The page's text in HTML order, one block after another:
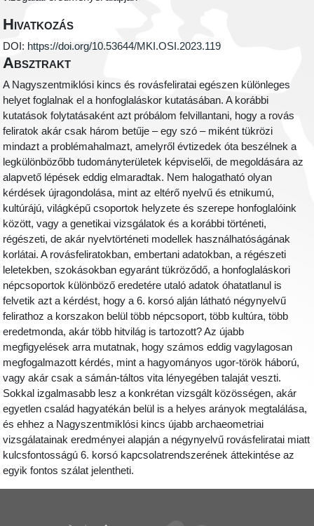
Hivatkozás
DOI: https://doi.org/10.53644/MKI.OSI.2023.119
Absztrakt
A Nagyszentmiklósi kincs és rovásfeliratai egészen különleges
helyet foglalnak el a honfoglaláskor kutatásában. A korábbi
kutatások folytatásaként azt próbálom felvillantani, hogy a rovás
feliratok akár csak három betűje – egy szó – miként tükrözi
mindazt a problémahalmazt, amelyről évtizedek óta beszélnek a
legkülönbözőbb tudományterületek képviselői, de megoldására az
alapvető lépések eddig elmaradtak. Nem halogatható olyan
kérdések újragondolása, mint az eltérő nyelvű és etnikumú,
kultúrájú, világképű csoportok helyzete és szerepe honfoglalóink
között, vagy a genetikai vizsgálatok és a korábbi történeti,
régészeti, de akár nyelvtörténeti modellek használhatóságának
korlátai. A rovásfeliratokban, embertani adatokban, a régészeti
leletekben, szokásokban egyaránt tükröződő, a honfoglaláskori
népcsoportok különböző eredetére utaló adatok óhatatlanul is
felvetik azt a kérdést, hogy a 6. korsó alján látható négynyelvű
felirathoz a korszakon belül több népcsoport, több kultúra, több
eredetmonda, akár több hitvilág is tartozott? Az újabb
megfigyelések arra mutatnak, hogy számos eddig vagylagosan
megfogalmazott kérdés, mint a hagyományos ugor-török háború,
vagy akár csak a sámán-táltos vita lényegében talaját veszti.
Sokkal izgalmasabb lesz a konkrétan vizsgált közösségen, akár
egyetlen család hagyatékán belül is a helyes arányok megtalálása,
és ehhez a Nagyszentmiklósi kincs újabb archaeometriai
vizsgálatainak eredményei alapján a négynyelvű rovásfeliratai miatt
kulcsfontosságú 6. korsó kapcsolatrendszerének áttekintése az
egyik fontos szálat jelentheti.